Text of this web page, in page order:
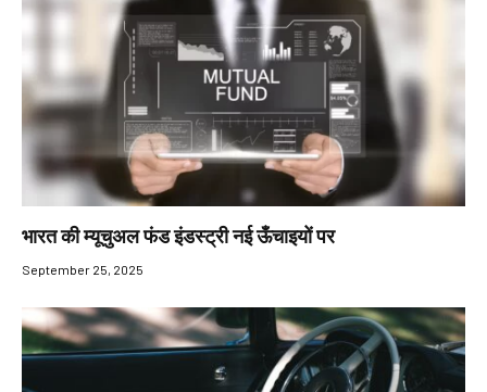
भारत की म्यूचुअल फंड इंडस्ट्री नई ऊँचाइयों पर
September 25, 2025